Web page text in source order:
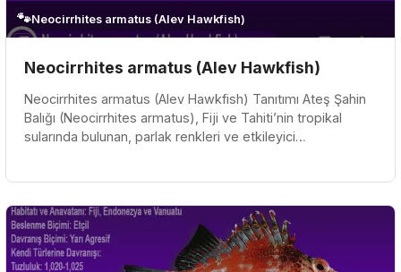
🐾Neocirrhites armatus (Alev Hawkfish)
Neocirrhites armatus (Alev Hawkfish)
Neocirrhites armatus (Alev Hawkfish) Tanıtımı Ateş Şahin
Balığı (Neocirrhites armatus), Fiji ve Tahiti’nin tropikal
sularında bulunan, parlak renkleri ve etkileyici